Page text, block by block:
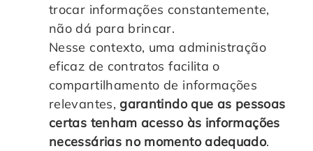
trocar informações constantemente,
não dá para brincar.
Nesse contexto, uma administração
eficaz de contratos facilita o
compartilhamento de informações
relevantes, garantindo que as pessoas
certas tenham acesso às informações
necessárias no momento adequado.